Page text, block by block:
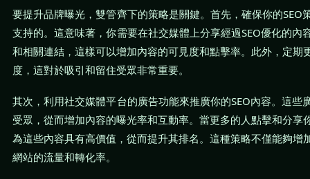
要提升品牌曝光，雙管齊下的策略是關鍵。首先，確保你的SEO
支持的。這意味著，你需要在社交媒體上分享經過SEO優化的內
和相關連結，這樣可以增加內容的可見度和點擊率。此外，定期
度，這對於吸引和留住受眾非常重要。
其次，利用社交媒體平台的廣告功能來推廣你的SEO內容。這些
受眾，從而增加內容的曝光率和互動率。當更多的人點擊和分享
為這些內容具有高價值，從而提升其排名。這種策略不僅能夠增
網站的流量和轉化率。